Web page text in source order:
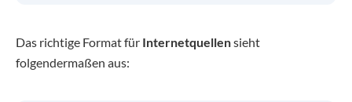
Das richtige Format für Internetquellensieht
folgendermaßen aus: